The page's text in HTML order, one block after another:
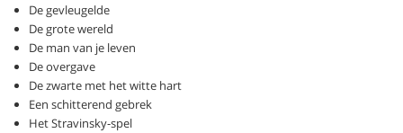
De gevleugelde
De grote wereld
De man van je leven
De overgave
De zwarte met het witte hart
Een schitterend gebrek
Het Stravinsky-spel